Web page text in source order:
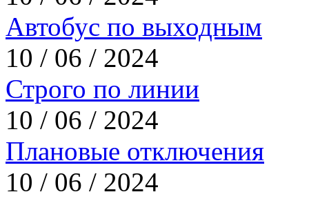
Автобус по выходным
10 / 06 / 2024
Строго по линии
10 / 06 / 2024
Плановые отключения
10 / 06 / 2024